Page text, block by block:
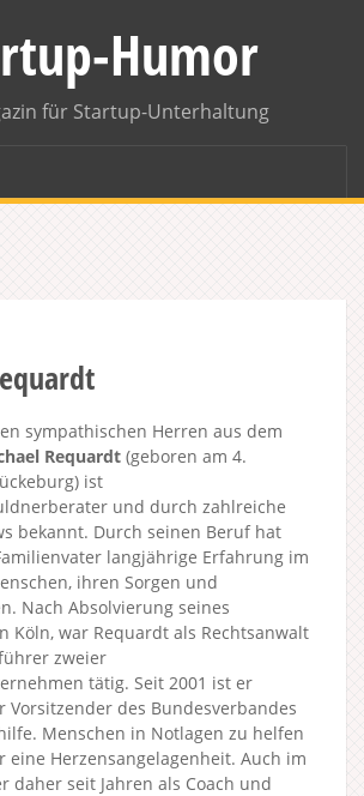
Humor
für Startup-Unterhaltung
sympathischen Herren aus dem
Requardt (geboren am 4.
ist
und durch zahlreiche
bekannt. Durch seinen Beruf hat
langjährige Erfahrung im
ihren Sorgen und
Nach Absolvierung seines
Köln, war Requardt als Rechtsanwalt
zweier
tätig. Seit 2001 ist er
Vorsitzender des Bundesverbandes
Menschen in Notlagen zu helfen
eine Herzensangelagenheit. Auch im
daher seit Jahren als Coach und